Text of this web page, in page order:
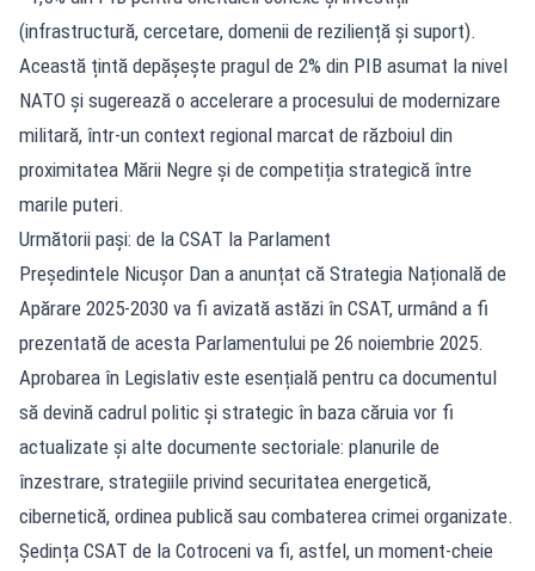
(infrastructură, cercetare, domenii de reziliență și suport).
Această țintă depășește pragul de 2% din PIB asumat la nivel
NATO și sugerează o accelerare a procesului de modernizare
militară, într-un context regional marcat de războiul din
proximitatea Mării Negre și de competiția strategică între
marile puteri.
Următorii pași: de la CSAT la Parlament
Președintele Nicușor Dan a anunțat că Strategia Națională de
Apărare 2025-2030 va fi avizată astăzi în CSAT, urmând a fi
prezentată de acesta Parlamentului pe 26 noiembrie 2025.
Aprobarea în Legislativ este esențială pentru ca documentul
să devină cadrul politic și strategic în baza căruia vor fi
actualizate și alte documente sectoriale: planurile de
înzestrare, strategiile privind securitatea energetică,
cibernetică, ordinea publică sau combaterea crimei organizate.
Ședința CSAT de la Cotroceni va fi, astfel, un moment-cheie